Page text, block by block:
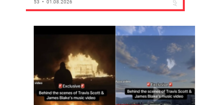
53 01.08.2026